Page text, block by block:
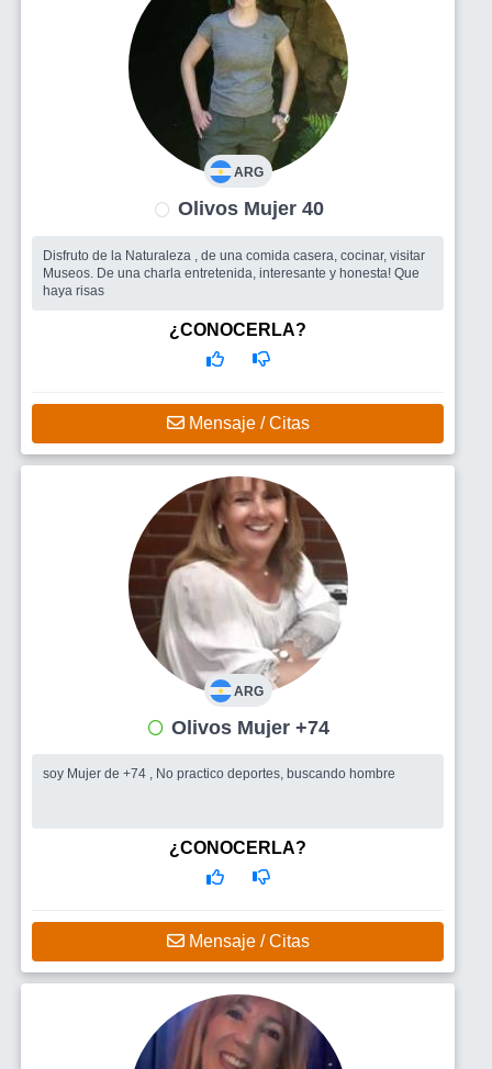
ARG
Olivos Mujer 40
Disfruto de la Naturaleza , de una comida casera, cocinar, visitar
Museos. De una charla entretenida, interesante y honesta! Que
haya risas
¿CONOCERLA?
Mensaje / Citas
ARG
Olivos Mujer +74
soy Mujer de +74 , No practico deportes, buscando hombre
¿CONOCERLA?
Mensaje / Citas